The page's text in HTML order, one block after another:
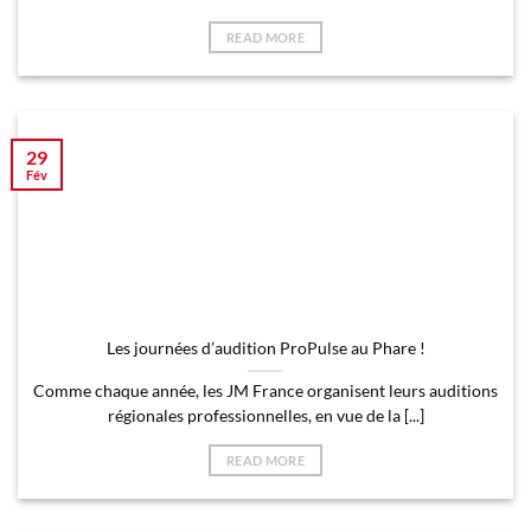
READ MORE
Les journées d’audition ProPulse au Phare !
Comme chaque année, les JM France organisent leurs auditions
régionales professionnelles, en vue de la [...]
READ MORE
29
Fév